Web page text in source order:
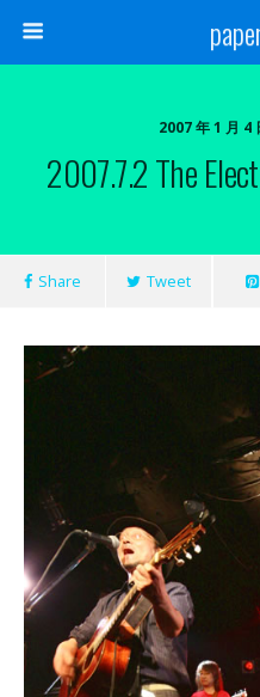
2007 年 1 月
2007.7.2 The
Share Tweet